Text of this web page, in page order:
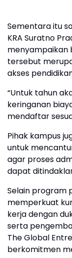
Sementara itu
KRA Suratno
menyampaikan
tersebut
akses
“Untuk tahun
keringanan
mendaftar
Pihak kampus
untuk
agar proses
dapat
Selain program
memperkuat
kerja dengan
serta
The Global
berkomitmen